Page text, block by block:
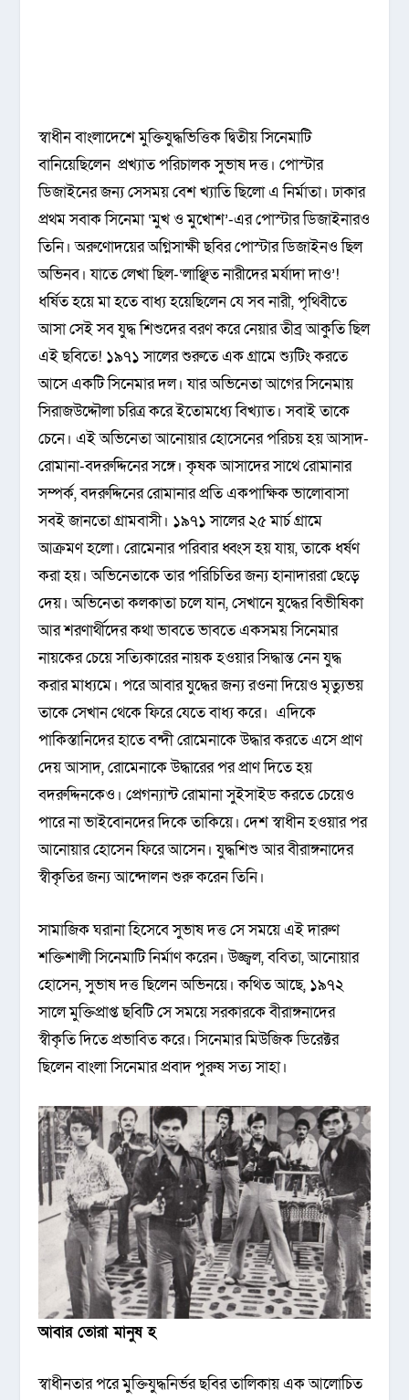
স্বাধীন বাংলাদেশে মুক্তিযুদ্ধভিত্তিক দ্বিতীয় সিনেমাটি
বানিয়েছিলেন প্রখ্যাত পরিচালক সুভাষ দত্ত। পোস্টার
ডিজাইনের জন্য সেসময় বেশ খ্যাতি ছিলো এ নির্মাতা। ঢাকার
প্রথম সবাক সিনেমা ‘মুখ ও মুখোশ’-এর পোস্টার ডিজাইনারও
তিনি। অরুণোদয়ের অগ্নিসাক্ষী ছবির পোস্টার ডিজাইনও ছিল
অভিনব। যাতে লেখা ছিল-‘লাঞ্ছিত নারীদের মর্যাদা দাও’!
ধর্ষিত হয়ে মা হতে বাধ্য হয়েছিলেন যে সব নারী, পৃথিবীতে
আসা সেই সব যুদ্ধ শিশুদের বরণ করে নেয়ার তীব্র আকুতি ছিল
এই ছবিতে! ১৯৭১ সালের শুরুতে এক গ্রামে শ্যুটিং করতে
আসে একটি সিনেমার দল। যার অভিনেতা আগের সিনেমায়
সিরাজউদ্দৌলা চরিত্র করে ইতোমধ্যে বিখ্যাত। সবাই তাকে
চেনে। এই অভিনেতা আনোয়ার হোসেনের পরিচয় হয় আসাদ-
রোমানা-বদরুদ্দিনের সঙ্গে। কৃষক আসাদের সাথে রোমানার
সম্পর্ক, বদরুদ্দিনের রোমানার প্রতি একপাক্ষিক ভালোবাসা
সবই জানতো গ্রামবাসী। ১৯৭১ সালের ২৫ মার্চ গ্রামে
আক্রমণ হলো। রোমেনার পরিবার ধ্বংস হয় যায়, তাকে ধর্ষণ
করা হয়। অভিনেতাকে তার পরিচিতির জন্য হানাদাররা ছেড়ে
দেয়। অভিনেতা কলকাতা চলে যান, সেখানে যুদ্ধের বিভীষিকা
আর শরণার্থীদের কথা ভাবতে ভাবতে একসময় সিনেমার
নায়কের চেয়ে সত্যিকারের নায়ক হওয়ার সিদ্ধান্ত নেন যুদ্ধ
করার মাধ্যমে। পরে আবার যুদ্ধের জন্য রওনা দিয়েও মৃত্যুভয়
তাকে সেখান থেকে ফিরে যেতে বাধ্য করে। এদিকে
পাকিস্তানিদের হাতে বন্দী রোমেনাকে উদ্ধার করতে এসে প্রাণ
দেয় আসাদ, রোমেনাকে উদ্ধারের পর প্রাণ দিতে হয়
বদরুদ্দিনকেও। প্রেগন্যান্ট রোমানা সুইসাইড করতে চেয়েও
পারে না ভাইবোনদের দিকে তাকিয়ে। দেশ স্বাধীন হওয়ার পর
আনোয়ার হোসেন ফিরে আসেন। যুদ্ধশিশু আর বীরাঙ্গনাদের
স্বীকৃতির জন্য আন্দোলন শুরু করেন তিনি।
সামাজিক ঘরানা হিসেবে সুভাষ দত্ত সে সময়ে এই দারুণ
শক্তিশালী সিনেমাটি নির্মাণ করেন। উজ্জ্বল, ববিতা, আনোয়ার
হোসেন, সুভাষ দত্ত ছিলেন অভিনয়ে। কথিত আছে, ১৯৭২
সালে মুক্তিপ্রাপ্ত ছবিটি সে সময়ে সরকারকে বীরাঙ্গনাদের
স্বীকৃতি দিতে প্রভাবিত করে। সিনেমার মিউজিক ডিরেক্টর
ছিলেন বাংলা সিনেমার প্রবাদ পুরুষ সত্য সাহা।
আবার তোরা মানুষ হ
স্বাধীনতার পরে মুক্তিযুদ্ধনির্ভর ছবির তালিকায় এক আলোচিত